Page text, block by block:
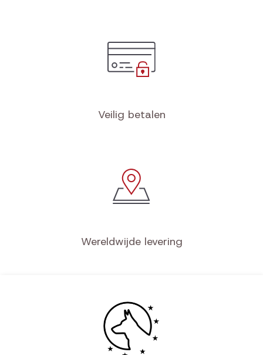
Veilig betalen
Wereldwijde levering